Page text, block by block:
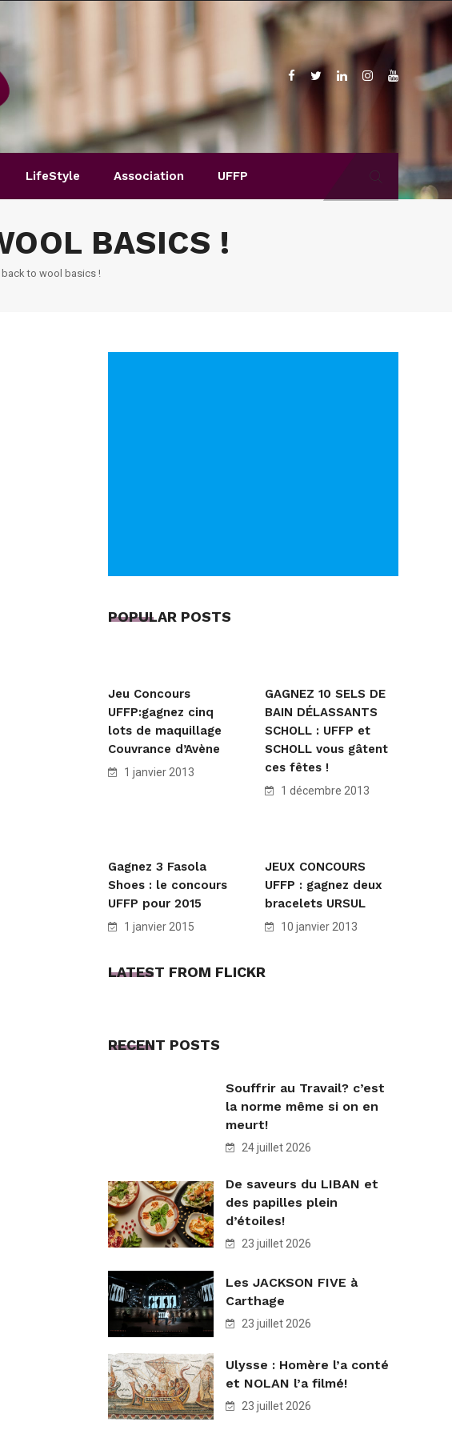
LifeStyle Association UFFP
BASICS !
back to wool basics !
POPULAR POSTS
Jeu Concours
UFFP:gagnez cinq
lots de maquillage
Couvrance d’Avène
1 janvier 2013
GAGNEZ 10 SELS DE
BAIN DÉLASSANTS
SCHOLL : UFFP et
SCHOLL vous gâtent
ces fêtes !
1 décembre 2013
Gagnez 3 Fasola
Shoes : le concours
UFFP pour 2015
1 janvier 2015
JEUX CONCOURS
UFFP : gagnez deux
bracelets URSUL
10 janvier 2013
LATEST FROM FLICKR
RECENT POSTS
Souffrir au Travail? c’est
la norme même si on en
meurt!
24 juillet 2026
De saveurs du LIBAN et
des papilles plein
d’étoiles!
23 juillet 2026
Les JACKSON FIVE à
Carthage
23 juillet 2026
Ulysse : Homère l’a conté
et NOLAN l’a filmé!
23 juillet 2026